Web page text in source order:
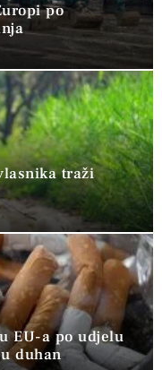
po
traži
EU-a po udjelu
duhan